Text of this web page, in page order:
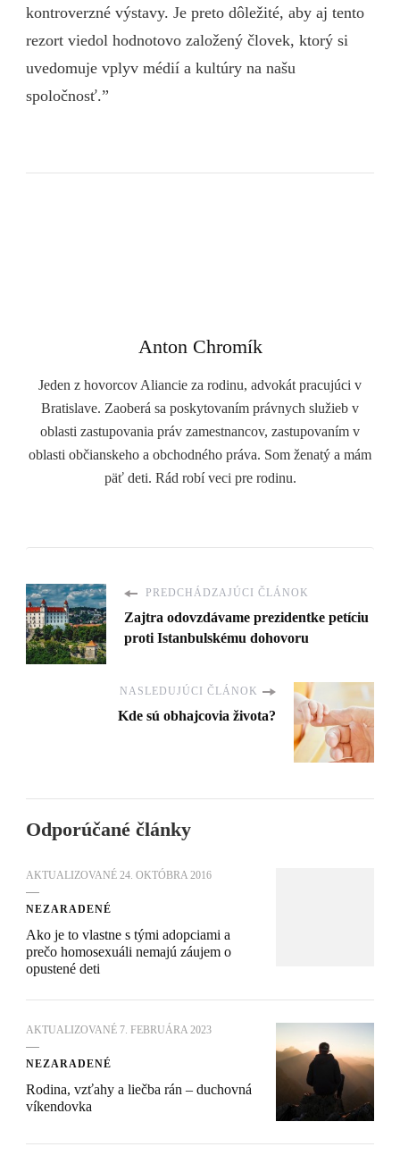
kontroverzné výstavy. Je preto dôležité, aby aj tento
rezort viedol hodnotovo založený človek, ktorý si
uvedomuje vplyv médií a kultúry na našu
spoločnosť.”
Anton Chromík
Jeden z hovorcov Aliancie za rodinu, advokát pracujúci v
Bratislave. Zaoberá sa poskytovaním právnych služieb v
oblasti zastupovania práv zamestnancov, zastupovaním v
oblasti občianskeho a obchodného práva. Som ženatý a mám
päť deti. Rád robí veci pre rodinu.
PREDCHÁDZAJÚCI ČLÁNOK
Zajtra odovzdávame prezidentke petíciu
proti Istanbulskému dohovoru
NASLEDUJÚCI ČLÁNOK
Kde sú obhajcovia života?
Odporúčané články
AKTUALIZOVANÉ 24. OKTÓBRA 2016
NEZARADENÉ
Ako je to vlastne s tými adopciami a
prečo homosexuáli nemajú záujem o
opustené deti
AKTUALIZOVANÉ 7. FEBRUÁRA 2023
NEZARADENÉ
Rodina, vzťahy a liečba rán – duchovná
víkendovka